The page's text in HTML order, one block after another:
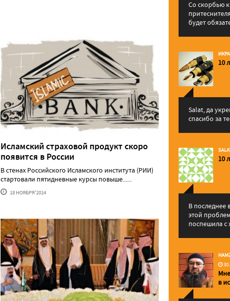
Исламский страховой продукт скоро
появится в России
В стенах Российского Исламского института (РИИ)
стартовали пятидневные курсы повыше......
18 НОЯБРЯ'2014
Со скорбью
будет
10
Salat, да
спасибо за
10
В последнее
этой
поспешила с
в